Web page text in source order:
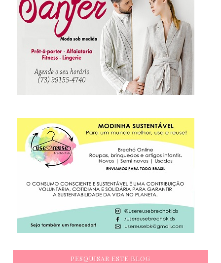
PESQUISAR ESTE BLOG